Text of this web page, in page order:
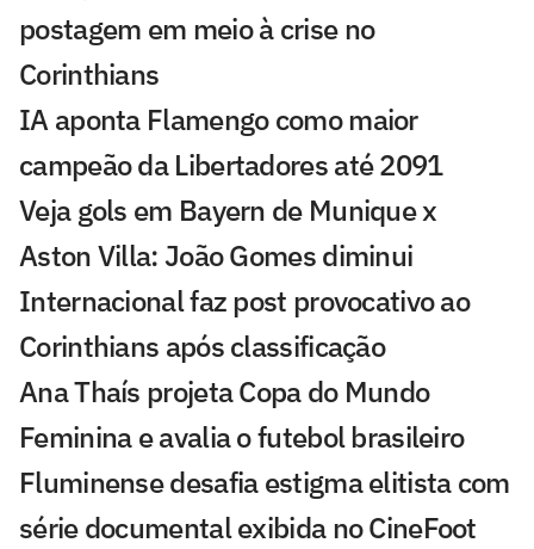
postagem em meio à crise no
Corinthians
IA aponta Flamengo como maior
campeão da Libertadores até 2091
Veja gols em Bayern de Munique x
Aston Villa: João Gomes diminui
Internacional faz post provocativo ao
Corinthians após classificação
Ana Thaís projeta Copa do Mundo
Feminina e avalia o futebol brasileiro
Fluminense desafia estigma elitista com
série documental exibida no CineFoot